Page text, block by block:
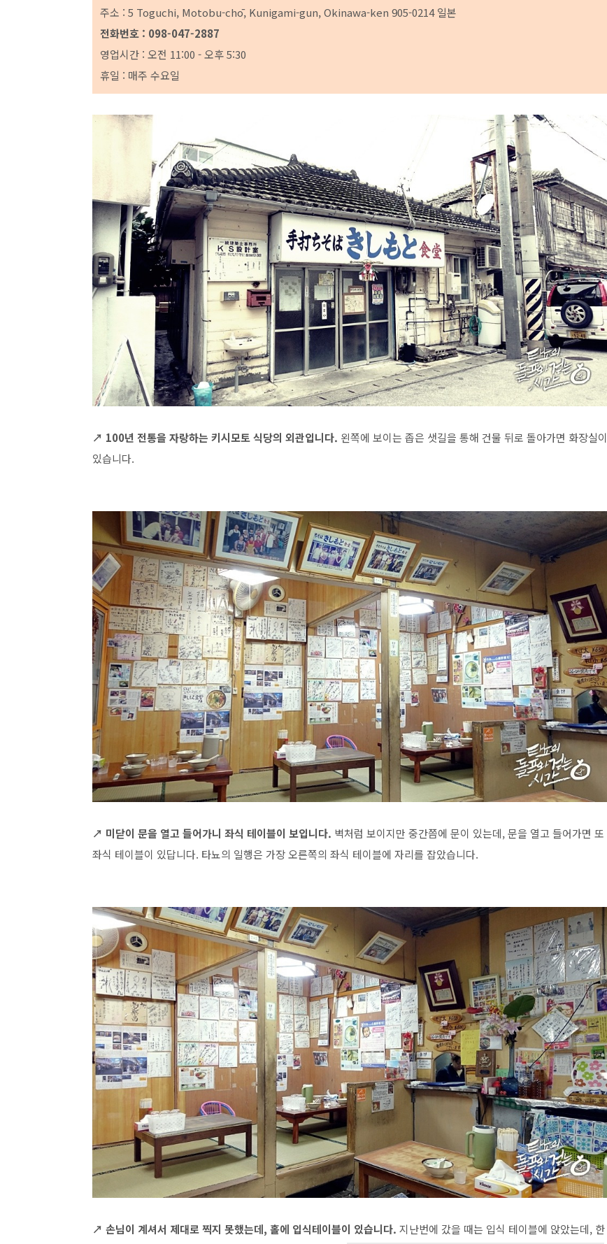
주소 : 5 Toguchi, Motobu-chō, Kunigami-gun, Okinawa-ken 905-0214 일본
전화번호 : 098-047-2887
영업시간 : 오전 11:00 - 오후 5:30
휴일 : 매주 수요일
↗ 100년 전통을 자랑하는 키시모토 식당의 외관입니다. 왼쪽에 보이는 좁은 샛길을 통해 건물 뒤로 돌아가면 화장실이
있습니다.
↗ 미닫이 문을 열고 들어가니 좌식 테이블이 보입니다. 벽처럼 보이지만 중간쯤에 문이 있는데, 문을 열고 들어가면 또
좌식 테이블이 있답니다. 타뇨의 일행은 가장 오른쪽의 좌식 테이블에 자리를 잡았습니다.
↗ 손님이 계셔서 제대로 찍지 못했는데, 홀에 입식테이블이 있습니다. 지난번에 갔을 때는 입식 테이블에 앉았는데, 한